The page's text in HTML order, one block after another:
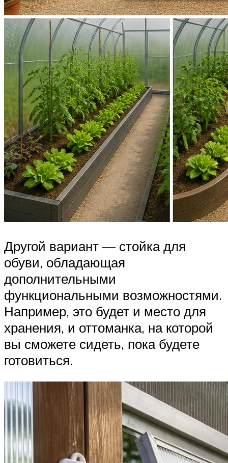
Другой вариант — стойка для
обуви, обладающая
дополнительными
функциональными возможностями.
Например, это будет и место для
хранения, и оттоманка, на которой
вы сможете сидеть, пока будете
готовиться.